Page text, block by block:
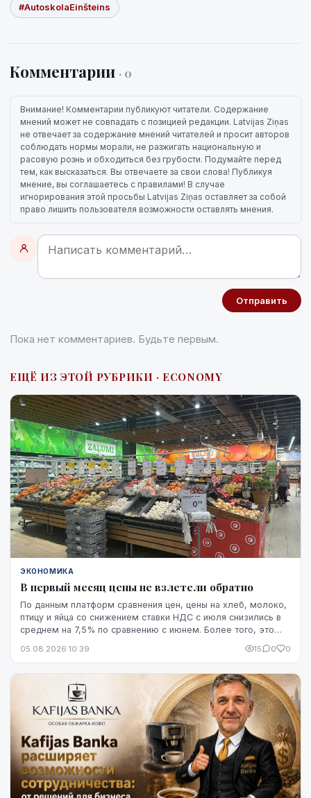
#AutoskolaEinšteins
Комментарии · 0
Внимание! Комментарии публикуют читатели. Содержание
мнений может не совпадать с позицией редакции. Latvijas Ziņas
не отвечает за содержание мнений читателей и просит авторов
соблюдать нормы морали, не разжигать национальную и
расовую рознь и обходиться без грубости. Подумайте перед
тем, как высказаться. Вы отвечаете за свои слова! Публикуя
мнение, вы соглашаетесь с правилами! В случае
игнорирования этой просьбы Latvijas Ziņas оставляет за собой
право лишить пользователя возможности оставлять мнения.
Отправить
Пока нет комментариев. Будьте первым.
ЕЩЁ ИЗ ЭТОЙ РУБРИКИ · ECONOMY
ЭКОНОМИКА
В первый месяц цены не взлетели обратно
По данным платформ сравнения цен, цены на хлеб, молоко,
птицу и яйца со снижением ставки НДС с июля снизились в
среднем на 7,5% по сравнению с июнем. Более того, это
данный момент - до начала августа.
05.08.2026 10:39 15 0 0